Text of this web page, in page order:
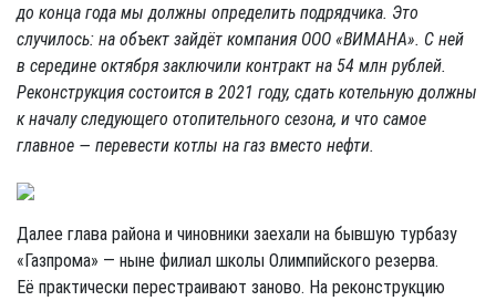
до конца года мы должны определить подрядчика. Это
случилось: на объект зайдёт компания ООО «ВИМАНА». С ней
в середине октября заключили контракт на 54 млн рублей.
Реконструкция состоится в 2021 году, сдать котельную должны
к началу следующего отопительного сезона, и что самое
главное — перевести котлы на газ вместо нефти.
Далее глава района и чиновники заехали на бывшую турбазу
«Газпрома» — ныне филиал школы Олимпийского резерва.
Её практически перестраивают заново. На реконструкцию